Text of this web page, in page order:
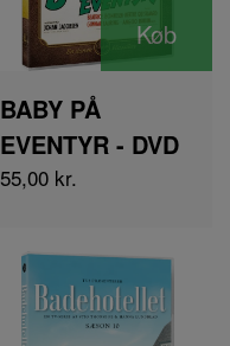
Køb
BABY PÅ
EVENTYR - DVD
55,00 kr.